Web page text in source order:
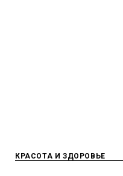
КРАСОТА И ЗДОРОВЬЕ